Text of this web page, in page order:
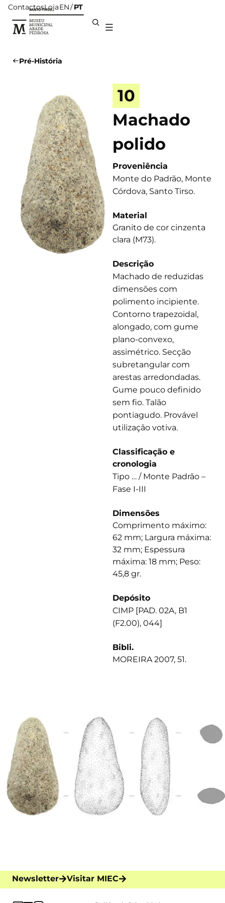
ContactosLojaEN PT
Pré-História
10
Machado
polido
Proveniência
Monte do Padrão, Monte
Córdova, Santo Tirso.
Material
Granito de cor cinzenta
clara (M73).
Descrição
Machado de reduzidas
dimensões com
polimento incipiente.
Contorno trapezoidal,
alongado, com gume
plano-convexo,
assimétrico. Secção
subretangular com
arestas arredondadas.
Gume pouco definido
sem fio. Talão
pontiagudo. Provável
utilização votiva.
Classificação e
cronologia
Tipo … / Monte Padrão –
Fase I-III
Dimensões
Comprimento máximo:
62 mm; Largura máxima:
32 mm; Espessura
máxima: 18 mm; Peso:
45,8 gr.
Depósito
CIMP [PAD. 02A, B1
(F2.00), 044]
Bibli.
MOREIRA 2007, 51.
Newsletter Visitar MIEC